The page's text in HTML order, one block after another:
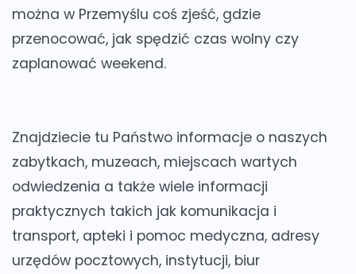
można w Przemyślu coś zjeść, gdzie
przenocować, jak spędzić czas wolny czy
zaplanować weekend.
Znajdziecie tu Państwo informacje o naszych
zabytkach, muzeach, miejscach wartych
odwiedzenia a także wiele informacji
praktycznych takich jak komunikacja i
transport, apteki i pomoc medyczna, adresy
urzędów pocztowych, instytucji, biur